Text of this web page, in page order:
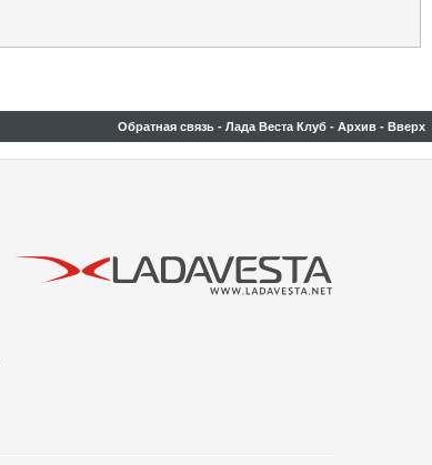
Обратная связь - Лада Веста Клуб - Архив - Вверх